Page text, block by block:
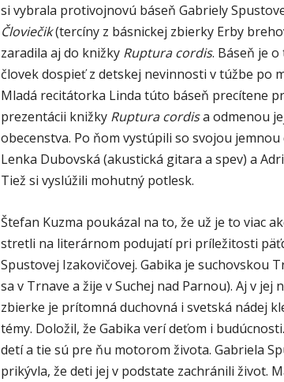
si vybrala protivojnovú báseň Gabriely
Človiečik(tercíny z básnickej zbierky Erby
zaradila aj do knižky Ruptura cordis. Báseň je
človek dospieť z detskej nevinnosti v túžbe po
Mladá recitátorka Linda túto báseň precítene
prezentácii knižky Ruptura cordisa odmenou
obecenstva. Po ňom vystúpili so svojou
Lenka Dubovská (akustická gitara a spev) a
Tiež si vyslúžili mohutný potlesk.
Štefan Kuzma poukázal na to, že už je to viac
stretli na literárnom podujatí pri príležitosti
Spustovej Izakovičovej. Gabika je suchovskou
sa v Trnave a žije v Suchej nad Parnou). Aj v jej
zbierke je prítomná duchovná i svetská nádej
témy. Doložil, že Gabika verí deťom i
detí a tie sú pre ňu motorom života. Gabriela
prikývla, že deti jej v podstate zachránili život.